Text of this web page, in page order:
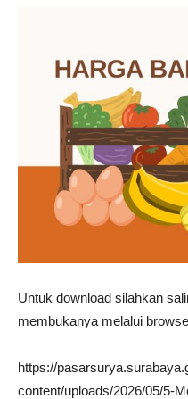
Untuk download silahkan
membukanya melalui
https://
content/uploads/2026/05/5-